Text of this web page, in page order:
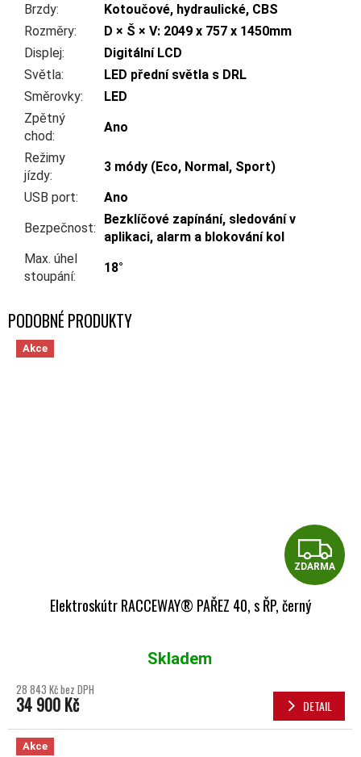
Brzdy:
Kotoučové, hydraulické, CBS
Rozměry:
D × Š × V: 2049 x 757 x 1450mm
Displej:
Digitální LCD
Světla:
LED přední světla s DRL
Směrovky:
LED
Zpětný
chod:
Ano
Režimy
jízdy:
3 módy (Eco, Normal, Sport)
USB port:
Ano
Bezpečnost:
Bezklíčové zapínání, sledování v
aplikaci, alarm a blokování kol
Max. úhel
stoupání:
18°
Akce
ZDARMA
Elektroskútr RACCEWAY® PAŘEZ 40, s ŘP, černý
Průměrné hodnocení produktu je 5,0 z 5 hvězdiček.
Skladem
28 843 Kč bez DPH
34 900 Kč DETAIL
Akce